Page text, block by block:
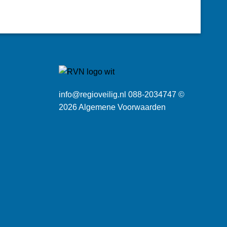
info@regioveilig.nl 088-2034747 ©
2026Algemene Voorwaarden